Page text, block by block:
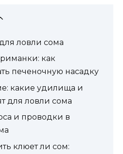
ловли сома
как
печеночную насадку
какие удилища и
для ловли сома
и проводки в
клюет ли сом: